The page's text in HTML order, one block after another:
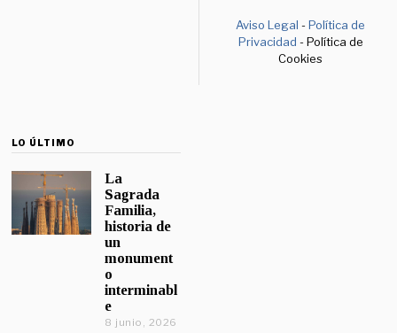
Aviso Legal -Política de
Privacidad - Política de
Cookies
LO ÚLTIMO
La
Sagrada
Familia,
historia de
un
monument
o
interminabl
e
8 junio, 2026